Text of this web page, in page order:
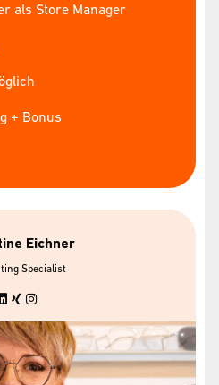
als Store Manager
+ Bonus
Eichner
Specialist